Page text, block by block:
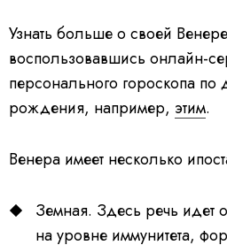
Узнать больше о своей
воспользовавшись онлайн-
персонального гороскопа по
рождения, например, этим.
Венера имеет несколько
Земная. Здесь речь идет
на уровне иммунитета,